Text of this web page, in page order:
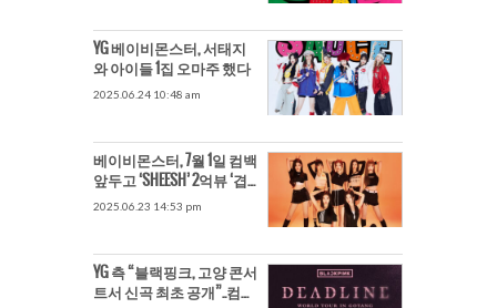
YG 베이비몬스터, 서태지
와 아이들 1집 오마주 했다
2025.06.24 10:48 am
베이비몬스터, 7월 1일 컴백
앞두고 ‘SHEESH’ 2억뷰 ‘겹
경사’
2025.06.23 14:53 pm
YG 측 “블랙핑크, 고양 콘서
트서 신곡 최초 공개”..컴백